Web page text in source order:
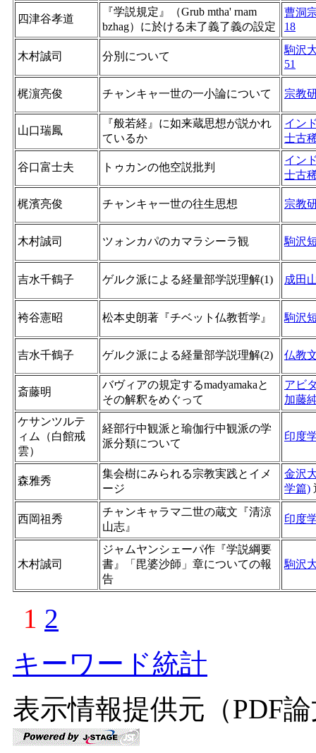
四津谷孝道
『学説規定』（Grub mtha' rnam
bzhag）に於ける未了義了義の設定
曹洞
18
木村誠司 分別について
駒沢
51
梶濵亮俊 チャンキャ一世の一小論について 宗教
山口瑞鳳
『般若経』に如来蔵思想が説かれ
ているか
イン
士古
谷口富士夫 トゥカンの他空説批判
イン
士古
梶濱亮俊 チャンキャ一世の往生思想 宗教
木村誠司 ツォンカパのカマラシーラ観 駒沢
吉水千鶴子 ゲルク派による経量部学説理解(1) 成田
袴谷憲昭 松本史朗著『チベット仏教哲学』 駒沢
吉水千鶴子 ゲルク派による経量部学説理解(2) 仏教
斎藤明
バヴィアの規定するmadyamakaと
その解釈をめぐって
アビ
加藤
ケサンツルテ
ィム（白館戒
雲）
経部行中観派と瑜伽行中観派の学
派分類について
印度
森雅秀
集会樹にみられる宗教実践とイメ
ージ
金沢
学篇)
西岡祖秀
チャンキャラマ二世の蔵文『清涼
山志』
印度
木村誠司
ジャムヤンシェーパ作『学説綱要
書』「毘婆沙師」章についての報
告
駒沢
1 2
キーワード統計
表示情報提供元（PDF